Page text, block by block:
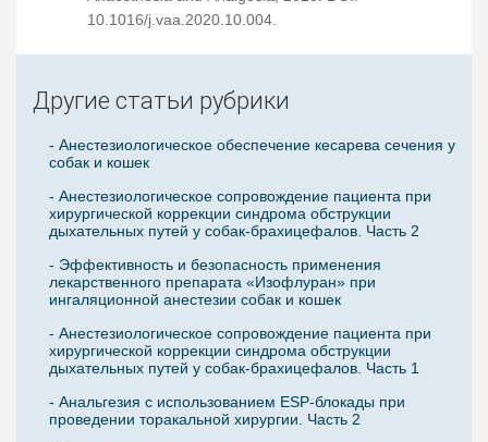
10.1016/j.vaa.2020.10.004.
Другие статьи рубрики
- Анестезиологическое обеспечение кесарева сечения у
собак и кошек
- Анестезиологическое сопровождение пациента при
хирургической коррекции синдрома обструкции
дыхательных путей у собак-брахицефалов. Часть 2
- Эффективность и безопасность применения
лекарственного препарата «Изофлуран» при
ингаляционной анестезии собак и кошек
- Анестезиологическое сопровождение пациента при
хирургической коррекции синдрома обструкции
дыхательных путей у собак-брахицефалов. Часть 1
- Анальгезия с использованием ESP-блокады при
проведении торакальной хирургии. Часть 2